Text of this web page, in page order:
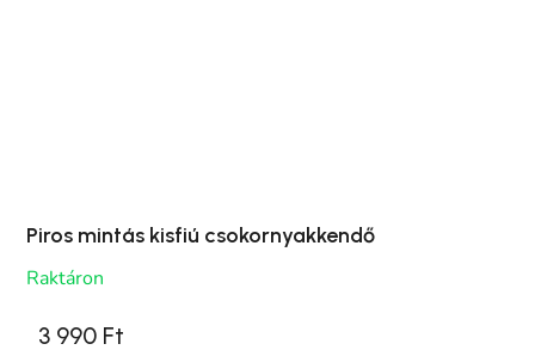
Piros mintás kisfiú csokornyakkendő
Raktáron
3 990 Ft